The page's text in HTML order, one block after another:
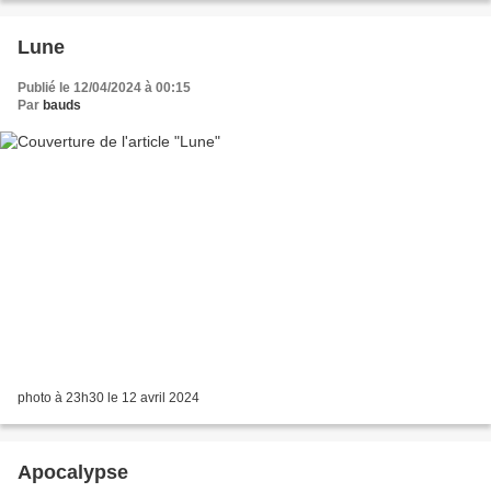
Lune
Publié le 12/04/2024 à 00:15
Par bauds
photo à 23h30 le 12 avril 2024
Apocalypse